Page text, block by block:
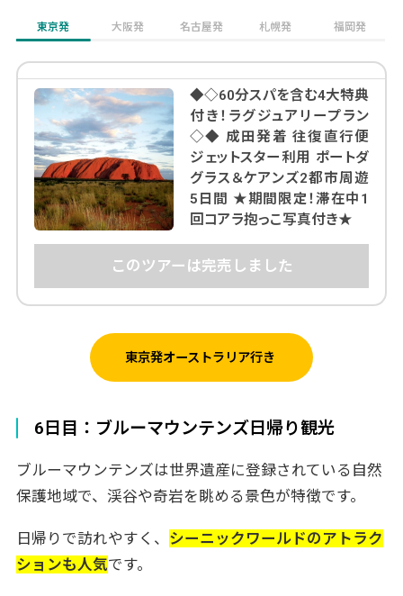
東京発 大阪発 名古屋発 札幌発 福岡発
◆◇60分スパを含む4大特典
付き！ラグジュアリープラン
◇◆ 成田発着 往復直行便
ジェットスター利用 ポートダ
グラス＆ケアンズ2都市周遊
5日間 ★期間限定！滞在中1
回コアラ抱っこ写真付き★
このツアーは完売しました
東京発オーストラリア行き
6日目：ブルーマウンテンズ日帰り観光
ブルーマウンテンズは世界遺産に登録されている自然
保護地域で、渓谷や奇岩を眺める景色が特徴です。
日帰りで訪れやすく、 シーニックワールドのアトラク
ションも人気です。